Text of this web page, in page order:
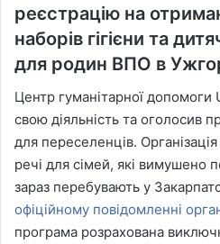
реєстрацію на
наборів гігієни та
для родин ВПО в
Центр гуманітарної
свою діяльність та оголосив
для переселенців.
речі для сімей, які вимушено
зараз перебувають у
офіційному повідомленні
програма розрахована